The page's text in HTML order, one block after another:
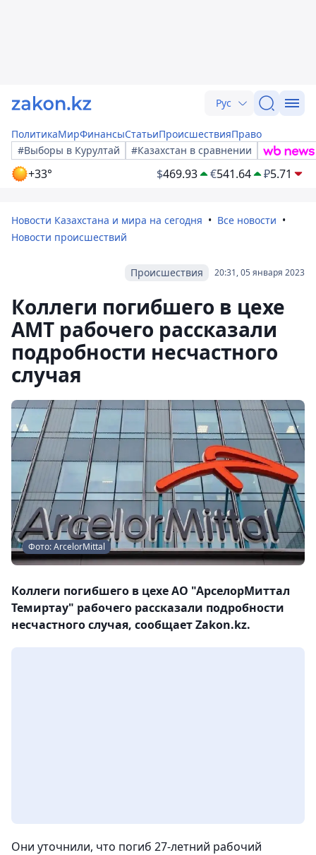
Рус
ПолитикаМирФинансыСтатьиПроисшествияПраво
#Выборы в Курултай
#Казахстан в сравнении
+33° $469.93 €541.64 ₽5.71
Новости Казахстана и мира на сегодня
Все новости
Новости происшествий
20:31, 05 января 2023
Происшествия
Коллеги погибшего в цехе
АМТ рабочего рассказали
подробности несчастного
случая
Фото: ArcelorMittal
Коллеги погибшего в цехе АО "АрселорМиттал
Темиртау" рабочего рассказали подробности
несчастного случая, сообщает Zakon.kz.
Они уточнили, что погиб 27-летний рабочий